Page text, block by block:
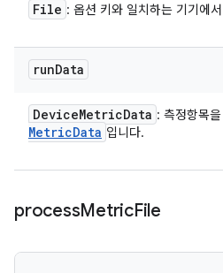
File : 옵션 키와 일치하는 기기에
runData
DeviceMetricData : 측정항목
MetricData 입니다.
processMetricFile